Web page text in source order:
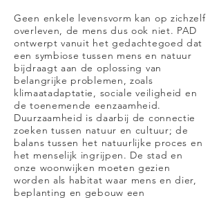
Geen enkele levensvorm kan op zichzelf
overleven, de mens dus ook niet. PAD
ontwerpt vanuit het gedachtegoed dat
een symbiose tussen mens en natuur
bijdraagt aan de oplossing van
belangrijke problemen, zoals
klimaatadaptatie, sociale veiligheid en
de toenemende eenzaamheid.
Duurzaamheid is daarbij de connectie
zoeken tussen natuur en cultuur; de
balans tussen het natuurlijke proces en
het menselijk ingrijpen. De stad en
onze woonwijken moeten gezien
worden als habitat waar mens en dier,
beplanting en gebouw een